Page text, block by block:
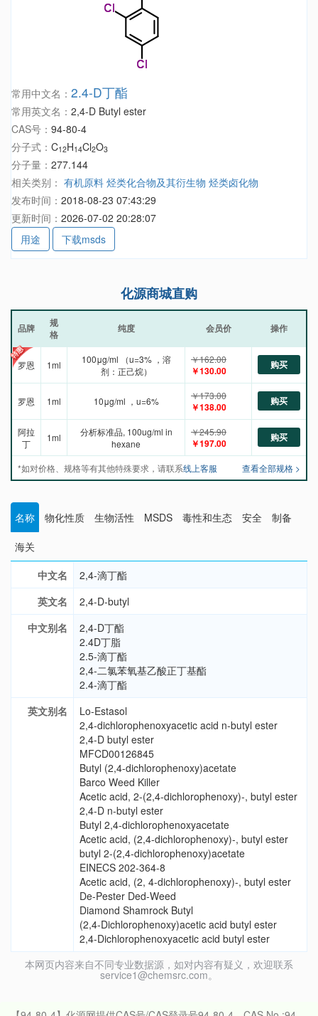
常用中文名： 2.4-D丁酯
常用英文名： 2,4-D Butyl ester
CAS号： 94-80-4
分子式： C12H14Cl2O3
分子量： 277.144
相关类别： 有机原料 烃类化合物及其衍生物 烃类卤化物
发布时间： 2018-08-23 07:43:29
更新时间： 2026-07-02 20:28:07
用途
下载msds
化源商城直购
品牌
规
格
纯度 会员价 操作
罗恩 1ml
100μg/ml （u=3% ，溶
剂：正己烷）
￥162.00
￥130.00 购买
罗恩 1ml 10μg/ml ，u=6% ￥173.00
￥138.00 购买
阿拉
丁
1ml
分析标准品, 100ug/ml in
hexane
￥245.90
￥197.00 购买
*如对价格、规格等有其他特殊要求，请联系线上客服 查看全部规格 >
名称 物化性质 生物活性 MSDS 毒性和生态 安全 制备
海关
中文名
2,4-滴丁酯
英文名
2,4-D-butyl
中文别名
2,4-D丁酯
2.4D丁脂
2.5-滴丁酯
2,4-二氯苯氧基乙酸正丁基酯
2.4-滴丁酯
英文别名
Lo-Estasol
2,4-dichlorophenoxyacetic acid n-butyl ester
2,4-D butyl ester
MFCD00126845
Butyl (2,4-dichlorophenoxy)acetate
Barco Weed Killer
Acetic acid, 2-(2,4-dichlorophenoxy)-, butyl ester
2,4-D n-butyl ester
Butyl 2,4-dichlorophenoxyacetate
Acetic acid, (2,4-dichlorophenoxy)-, butyl ester
butyl 2-(2,4-dichlorophenoxy)acetate
EINECS 202-364-8
Acetic acid, (2, 4-dichlorophenoxy)-, butyl ester
De-Pester Ded-Weed
Diamond Shamrock Butyl
(2,4-Dichlorophenoxy)acetic acid butyl ester
2,4-Dichlorophenoxyacetic acid butyl ester
本网页内容来自不同专业数据源，如对内容有疑义，欢迎联系
service1@chemsrc.com。